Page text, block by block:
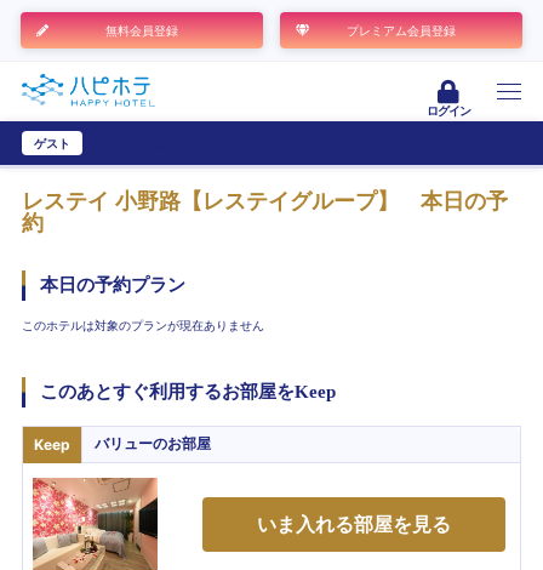
無料会員登録 プレミアム会員登録
ログイン
ゲスト
レステイ 小野路【レステイグループ】
本日の予
約
本日の予約プラン
このホテルは対象のプランが現在ありません
このあとすぐ利用するお部屋をKeep
Keep バリューのお部屋
いま入れる部屋を見る